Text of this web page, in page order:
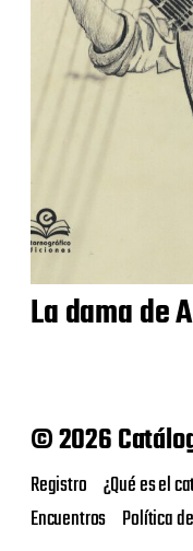
La dama de
© 2026
Registro ¿Qué es el
Encuentros Política